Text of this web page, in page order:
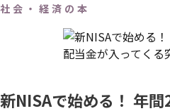
社会・経済の本
新NISAで始める！ 年